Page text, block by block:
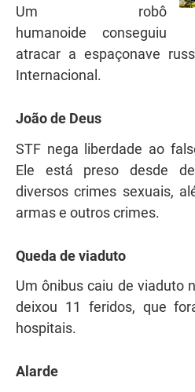
Um robô
humanoide conseguiu
atracar a espaçonave
Internacional.
João de Deus
STF nega liberdade ao
Ele está preso desde
diversos crimes sexuais,
armas e outros crimes.
Queda de viaduto
Um ônibus caiu de viaduto
deixou 11 feridos, que
hospitais.
Alarde